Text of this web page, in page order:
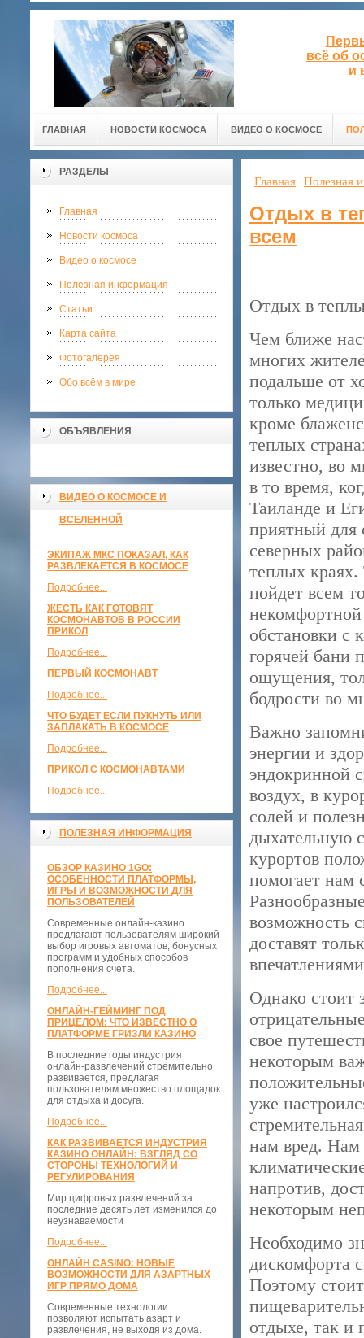
всё об
и
ГЛАВНАЯ НОВОСТИ КОСМОСА ВИДЕО О КОСМОСЕ
РАЗДЕЛЫ
Главная
Новости космоса
Видео о космосе
Полезная информация
Статьи
Карта сайта
Фотогалерея
Обо всём в мире
ОБЪЯВЛЕНИЯ
ВИДЕО О КОСМОСЕ И
ВСЕЛЕННОЙ
ЭКИПАЖ МКС ПОКАЗАЛ, КАК
РАЗВЛЕКАЕТСЯ В КОСМОСЕ
Подробнее...
ЖЕСТЬ КАК ГОТОВЯТ
КОСМОНАВТОВ В РОССИИ
ПРИКОЛ
Подробнее...
ПЕРВЫЙ КОСМОНАВТ
Подробнее...
ЧТО БУДЕТ ЕСЛИ ПУКНУТЬ ИЛИ
ЗАПЛАКАТЬ В КОСМОСЕ
Подробнее...
ПРИКОЛ С КОСМОНАВТАМИ
Подробнее...
ПОЛЕЗНАЯ ИНФОРМАЦИЯ
ОБЗОР КАЗИНО 1GO:
ОСОБЕННОСТИ ПЛАТФОРМЫ,
ИГРЫ И ВОЗМОЖНОСТИ ДЛЯ
ПОЛЬЗОВАТЕЛЕЙ
Современные онлайн-казино
предлагают пользователям широкий
выбор игровых автоматов, бонусных
программ и удобных способов
пополнения счета.
Подробнее...
ОНЛАЙН-ГЕЙМИНГ ПОД
ПРИЦЕЛОМ: ЧТО ИЗВЕСТНО О
ПЛАТФОРМЕ ГРИЗЛИ КАЗИНО
В последние годы индустрия
онлайн-развлечений стремительно
развивается, предлагая
пользователям множество площадок
для отдыха и досуга.
Подробнее...
КАК РАЗВИВАЕТСЯ ИНДУСТРИЯ
КАЗИНО ОНЛАЙН: ВЗГЛЯД СО
СТОРОНЫ ТЕХНОЛОГИЙ И
РЕГУЛИРОВАНИЯ
Мир цифровых развлечений за
последние десять лет изменился до
неузнаваемости
Подробнее...
ОНЛАЙН CASINO: НОВЫЕ
ВОЗМОЖНОСТИ ДЛЯ АЗАРТНЫХ
ИГР ПРЯМО ДОМА
Современные технологии
позволяют испытать азарт и
развлечения, не выходя из дома.
Главная Полезная
Отдых в
всем
Отдых в
Чем ближе
многих
подальше от
только
кроме
теплых
известно, во
в то время,
Таиланде и
приятный для
северных
теплых краях.
пойдет всем
обстановки с
горячей бани
ощущения,
бодрости во
Важно
энергии и
эндокринной
воздух, в
солей и
дыхательную
курортов
помогает нам
возможность
доставят
Однако стоит
свое
некоторым
уже
нам вред.
напротив,
некоторым
Необходимо
дискомфорта
Поэтому
отдыхе, так и